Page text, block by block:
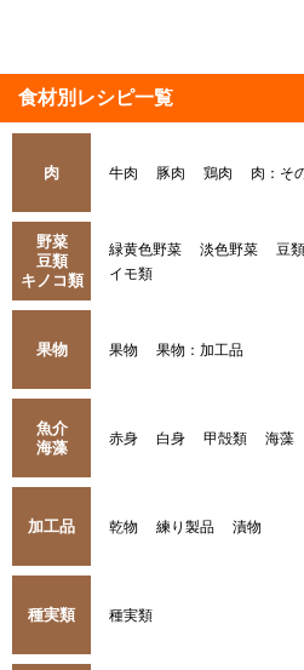
食材別レシピ一覧
肉 牛肉 豚肉 鶏肉 肉：そ
野菜
豆類
キノコ類
緑黄色野菜 淡色野菜 豆
イモ類
果物 果物 果物：加工品
魚介
海藻
赤身 白身 甲殻類 海藻
加工品 乾物 練り製品 漬物
種実類 種実類